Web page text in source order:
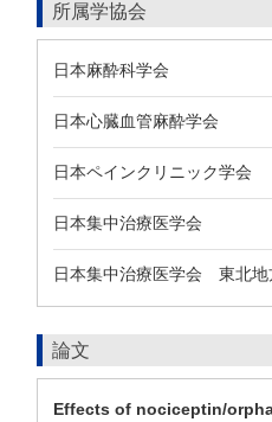
所属学協会
日本麻酔科学会
日本心臓血管麻酔学会
日本ペインクリニック学会
日本集中治療医学会
日本集中治療医学会 東北地
論文
Effects of nociceptin/